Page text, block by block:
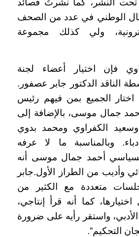
النشر، كما نشرتُ قصائد
الوطني في عدد من الصحف
ولي كذلك مجموعة
فإن اختيار أعضاء لجنة
الناقد الدكتور جابر عصفور.
الجميع بمن فيهم رئيس
أحمد جمال موسى، بالإضافة إلى
الكفراوي ومحمد بدوي
وبالمناسبة ما لا عرفه
أحمد جمال موسى أنه
وأديب من الطراز الأول.جابر
متعددة مع الكثير من
كما أنه قرأ إنتاجي،
واستقر رأيه على ضرورة
التحكيم”.